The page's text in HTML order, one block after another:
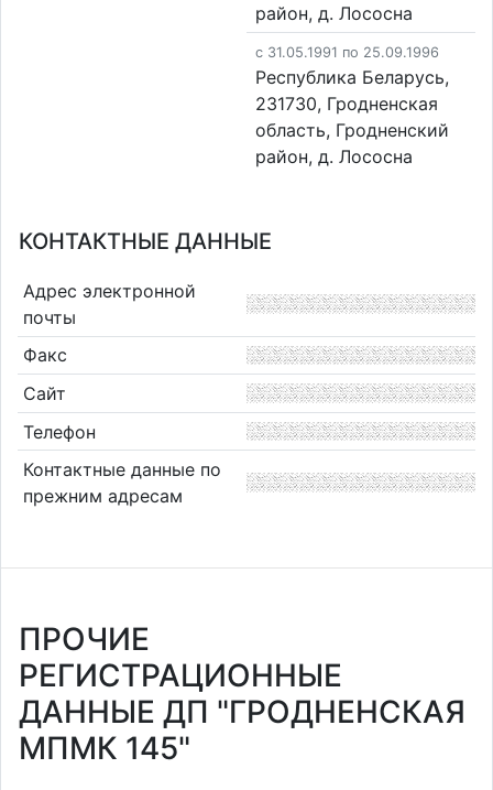
район, д. Лососна
c 31.05.1991 по 25.09.1996
Республика Беларусь,
231730, Гродненская
область, Гродненский
район, д. Лососна
КОНТАКТНЫЕ ДАННЫЕ
Адрес электронной
почты
Факс
Сайт
Телефон
Контактные данные по
прежним адресам
ПРОЧИЕ
РЕГИСТРАЦИОННЫЕ
ДАННЫЕ ДП "ГРОДНЕНСКАЯ
МПМК 145"